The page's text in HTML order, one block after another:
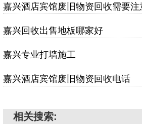
嘉兴酒店宾馆废旧物资回收需要
嘉兴回收出售地板哪家好
嘉兴专业打墙施工
嘉兴酒店宾馆废旧物资回收电话
相关搜索: